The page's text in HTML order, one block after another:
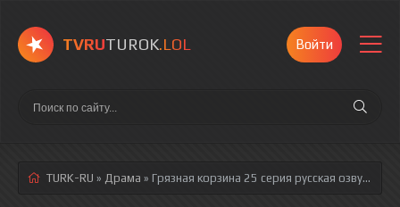
TVRUTUROK.LOL Войти
TURK-RU » Драма » Грязная корзина 25 серия русская озвучка полностью смотреть онлайн!